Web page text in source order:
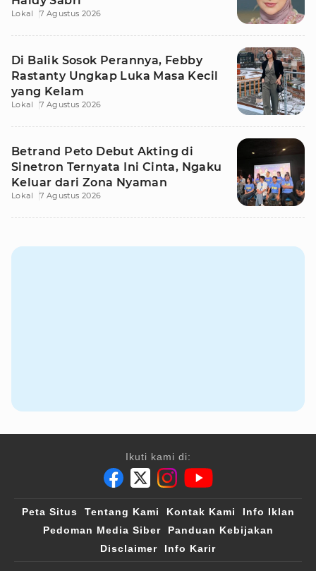
Lokal 7 Agustus 2026
Di Balik Sosok Perannya, Febby
Rastanty Ungkap Luka Masa Kecil
yang Kelam
Lokal 7 Agustus 2026
Betrand Peto Debut Akting di
Sinetron Ternyata Ini Cinta, Ngaku
Keluar dari Zona Nyaman
Lokal 7 Agustus 2026
Ikuti kami di:
Peta Situs Tentang Kami Kontak Kami
Info Iklan
Pedoman Media Siber
Panduan Kebijakan
Disclaimer
Info Karir